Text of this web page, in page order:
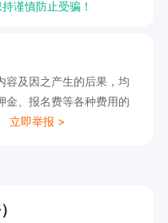
谨慎防止受骗！
容及因之产生的后果，均
金、报名费等各种费用的
立即举报 >